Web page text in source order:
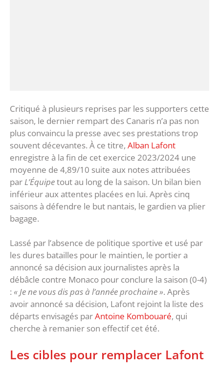
Critiqué à plusieurs reprises par les supporters cette
saison, le dernier rempart des Canaris n’a pas non
plus convaincu la presse avec ses prestations trop
souvent décevantes. À ce titre, Alban Lafont
enregistre à la fin de cet exercice 2023/2024 une
moyenne de 4,89/10 suite aux notes attribuées
par L’Équipetout au long de la saison. Un bilan bien
inférieur aux attentes placées en lui. Après cinq
saisons à défendre le but nantais, le gardien va plier
bagage.
Lassé par l’absence de politique sportive et usé par
les dures batailles pour le maintien, le portier a
annoncé sa décision aux journalistes après la
débâcle contre Monaco pour conclure la saison (0-4)
: « Je ne vous dis pas à l’année prochaine ». Après
avoir annoncé sa décision, Lafont rejoint la liste des
départs envisagés parAntoine Kombouaré, qui
cherche à remanier son effectif cet été.
Les cibles pour remplacer Lafont